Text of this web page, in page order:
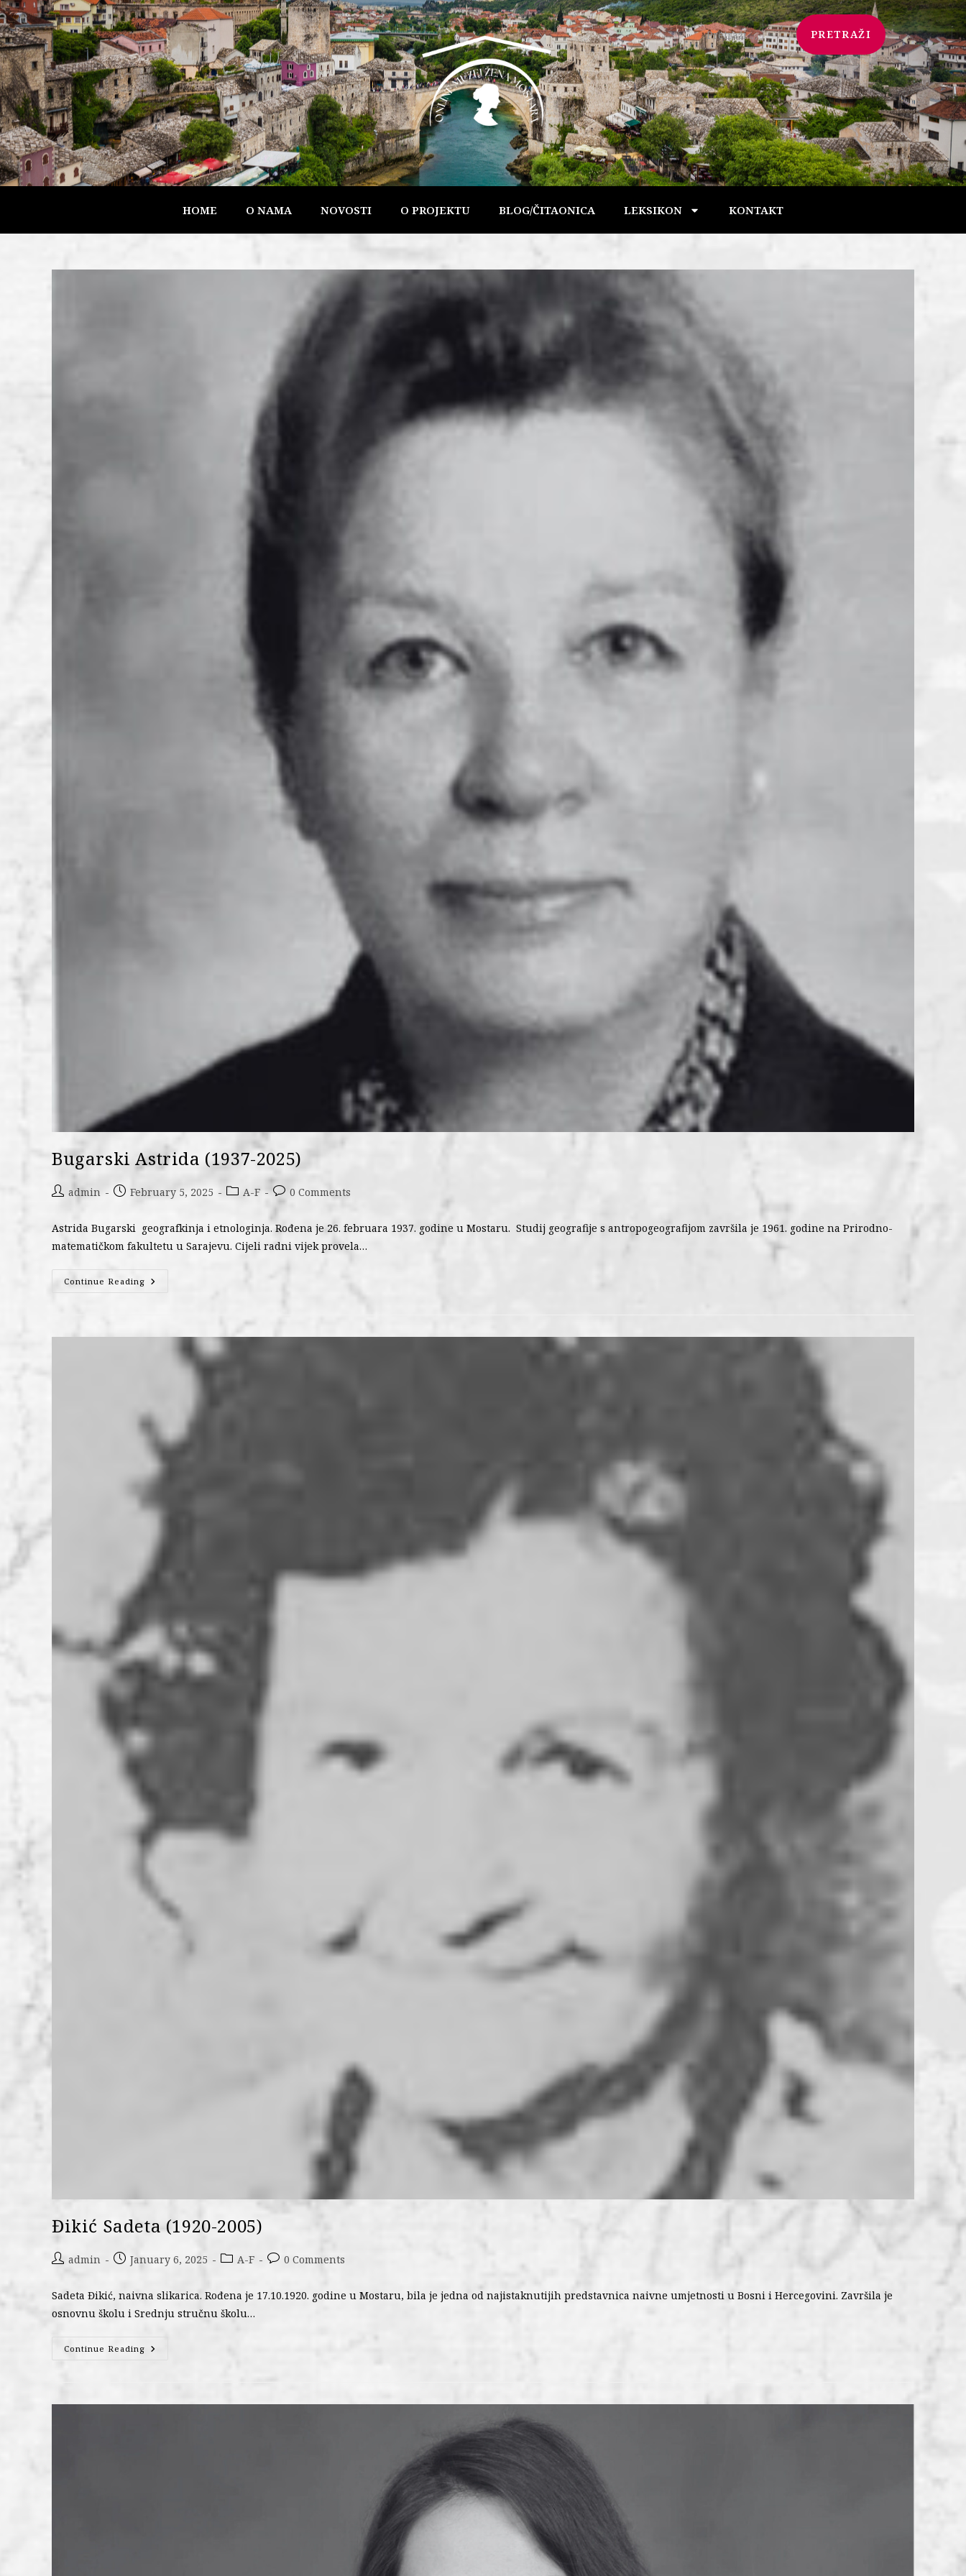
PRETRAŽI
HOME O NAMA NOVOSTI O PROJEKTU BLOG/ČITAONICA LEKSIKON KONTAKT
Bugarski Astrida (1937-2025)
admin February 5, 2025 A-F 0 Comments
Astrida Bugarski geografkinja i etnologinja. Rođena je 26. februara 1937. godine u Mostaru. Studij geografije s antropogeografijom završila je 1961. godine na Prirodno-
matematičkom fakultetu u Sarajevu. Cijeli radni vijek provela…
Continue Reading
Đikić Sadeta (1920-2005)
admin January 6, 2025 A-F 0 Comments
Sadeta Đikić, naivna slikarica. Rođena je 17.10.1920. godine u Mostaru, bila je jedna od najistaknutijih predstavnica naivne umjetnosti u Bosni i Hercegovini. Završila je
osnovnu školu i Srednju stručnu školu…
Continue Reading